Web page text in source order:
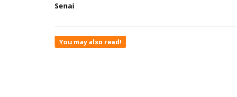
Senai
You may also read!